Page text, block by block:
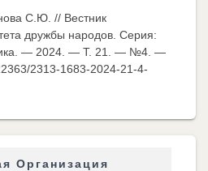
С.Ю. // Вестник
дружбы народов. Серия:
— 2024. — Т. 21. — №4. —
2313-1683-2024-21-4-
Организация